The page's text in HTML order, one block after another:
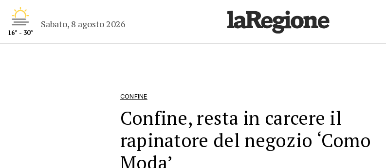
16° - 30°
Sabato, 8 agosto 2026
CONFINE
Confine, resta in carcere il
rapinatore del negozio ‘Como
Moda’